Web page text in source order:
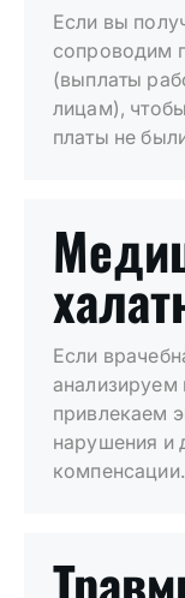
Если вы
сопроводим
(выплаты
лицам),
платы не
Если
привлекаем
нарушения и
компенсации.